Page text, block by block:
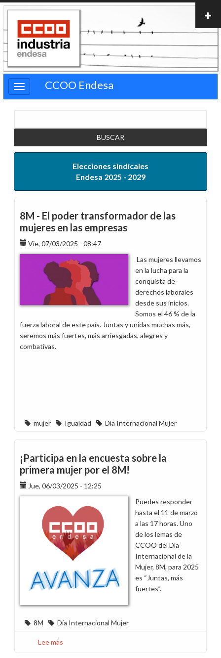
Pasar
contenido
principal
CCOO Endesa
Elecciones sindicales
Endesa 2025 - 2029
8M - El poder transformador de las
mujeres en las empresas
Vie, 07/03/2025 - 08:47
Las mujeres llevamos
en la lucha para la
conquista de
derechos laborales
desde sus inicios.
Somos el 46 % de la
fuerza laboral de este país. Juntas y unidas muchas más,
seremos más fuertes, más arriesgadas, alegres y
combativas.
mujer Igualdad Día Internacional Mujer
¡Participa en la encuesta sobre la
primera mujer por el 8M!
Jue, 06/03/2025 - 12:25
Puedes responder
hasta el 11 de marzo
a las 17 horas. Uno
de los lemas de
CCOO del Día
Internacional de la
Mujer, 8M, para 2025
es “Juntas, más
fuertes”.
8M Día Internacional Mujer
Lee más